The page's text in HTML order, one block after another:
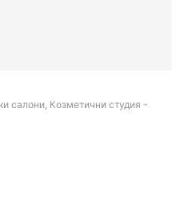
салони, Козметични студия -